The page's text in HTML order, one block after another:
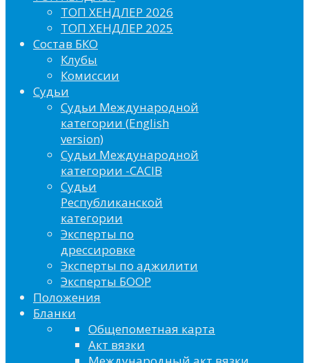
ТОП ХЕНДЛЕР 2026
ТОП ХЕНДЛЕР 2025
Состав БКО
Клубы
Комиссии
Судьи
Судьи Международной
категории (English
version)
Судьи Международной
категории -CACIB
Судьи
Республиканской
категории
Эксперты по
дрессировке
Эксперты по аджилити
Эксперты БООР
Положения
Бланки
Общепометная карта
Акт вязки